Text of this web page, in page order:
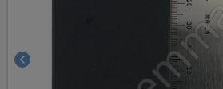
chevron_left